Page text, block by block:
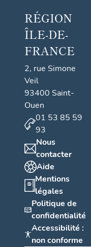
RÉGION
ÎLE-DE-
FRANCE
2, rue Simone
Veil
93400 Saint-
Ouen
01 53 85 59
93
Nous
contacter
Aide
Mentions
légales
Politique de
confidentialité
Accessibilité :
non conforme